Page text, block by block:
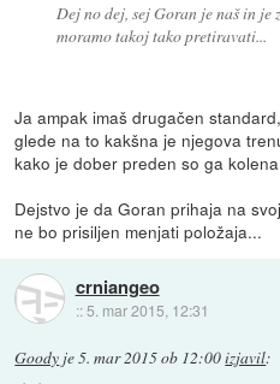
Dej no dej, sej Goran je naš in je
moramo takoj tako pretiravati...
Ja ampak imaš drugačen
glede na to kakšna je njegova
kako je dober preden so ga
Dejstvo je da Goran prihaja na
ne bo prisiljen menjati položaja...
crniangeo
:: 5. mar 2015, 12:31
Goody je5. mar 2015 ob 12:00izjavil: